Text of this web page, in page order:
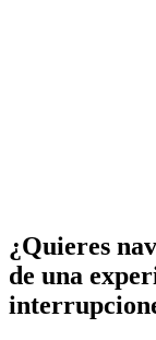
¿Quieres
de una